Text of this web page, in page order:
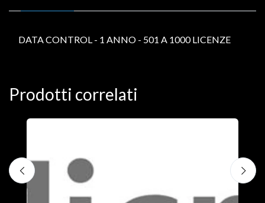
DATA CONTROL - 1 ANNO - 501 A 1000 LICENZE
Prodotti correlati